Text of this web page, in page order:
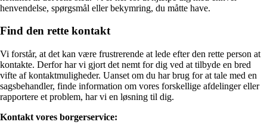
henvendelse, spørgsmål eller bekymring, du måtte have.
Find den rette kontakt
Vi forstår, at det kan være frustrerende at lede efter den rette person at
kontakte. Derfor har vi gjort det nemt for dig ved at tilbyde en bred
vifte af kontaktmuligheder. Uanset om du har brug for at tale med en
sagsbehandler, finde information om vores forskellige afdelinger eller
rapportere et problem, har vi en løsning til dig.
Kontakt vores borgerservice: